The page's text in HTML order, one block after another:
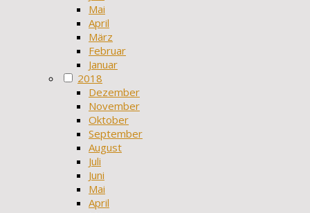
Mai
April
März
Februar
Januar
2018
Dezember
November
Oktober
September
August
Juli
Juni
Mai
April